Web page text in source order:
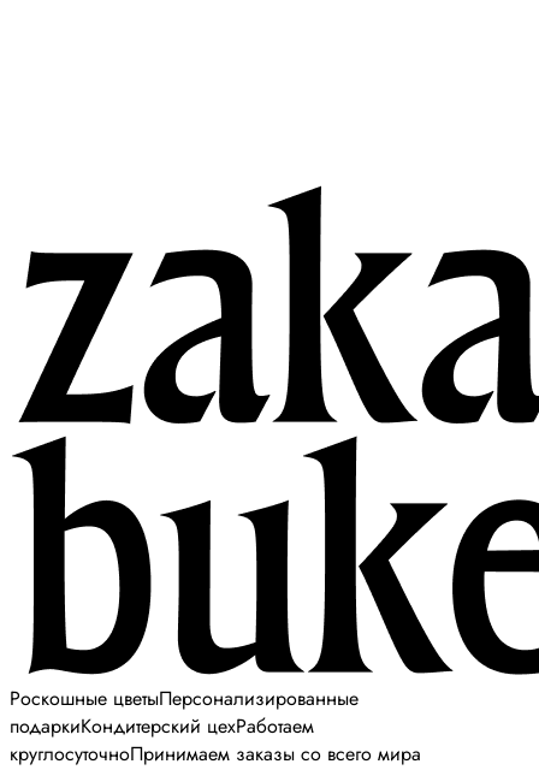
Роскошные цветыПерсонализированные
подаркиКондитерский цехРаботаем
круглосуточноПринимаем заказы со всего мира